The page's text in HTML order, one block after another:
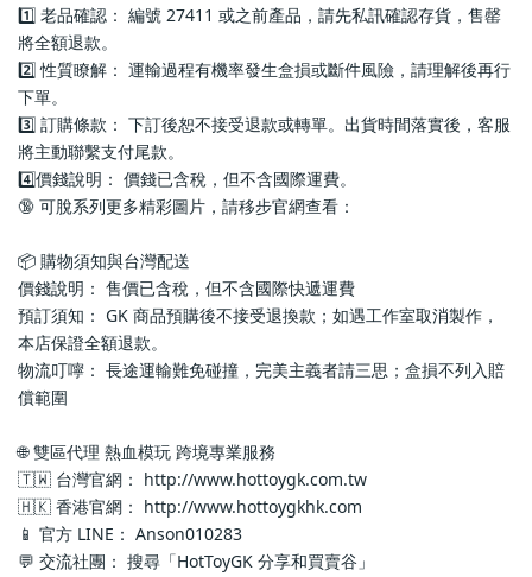
1️⃣ 老品確認： 編號 27411 或之前產品，請先私訊確認存貨，售罄
將全額退款。
2️⃣ 性質瞭解： 運輸過程有機率發生盒損或斷件風險，請理解後再行
下單。
3️⃣ 訂購條款： 下訂後恕不接受退款或轉單。出貨時間落實後，客服
將主動聯繫支付尾款。
4️⃣價錢說明： 價錢已含稅，但不含國際運費。
🔞 可脫系列更多精彩圖片，請移步官網查看：
📦 購物須知與台灣配送
價錢說明： 售價已含稅，但不含國際快遞運費
預訂須知： GK 商品預購後不接受退換款；如遇工作室取消製作，
本店保證全額退款。
物流叮嚀： 長途運輸難免碰撞，完美主義者請三思；盒損不列入賠
償範圍
🌐 雙區代理 熱血模玩 跨境專業服務
🇹🇼 台灣官網： http://www.hottoygk.com.tw
🇭🇰 香港官網： http://www.hottoygkhk.com
📱 官方 LINE： Anson010283
💬 交流社團： 搜尋「HotToyGK 分享和買賣谷」